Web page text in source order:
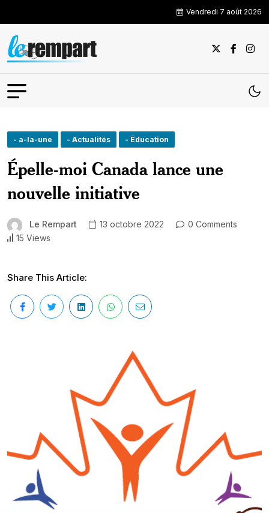
Vendredi 7 août 2026
- a-la-une - Actualités - Éducation
Épelle-moi Canada lance une
nouvelle initiative
Le Rempart 13 octobre 2022
0 Comments
15 Views
Share This Article: